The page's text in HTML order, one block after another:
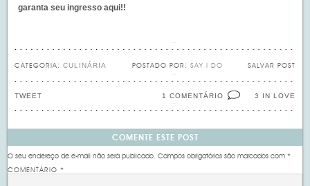
garanta seu ingressoaqui!!
CATEGORIA:CULINÁRIA SALVAR POST
POSTADO POR: SAY I DO
3 IN LOVE
1 COMENTÁRIO
TWEET
COMENTE ESTE POST
O seu endereço de e-mail não será publicado. Campos obrigatórios são marcados com*
COMENTÁRIO*